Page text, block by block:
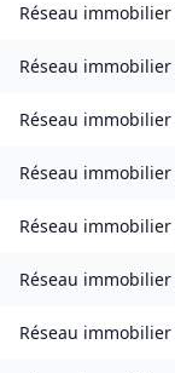
Réseau immobilier
Réseau immobilier
Réseau immobilier
Réseau immobilier
Réseau immobilier
Réseau immobilier
Réseau immobilier